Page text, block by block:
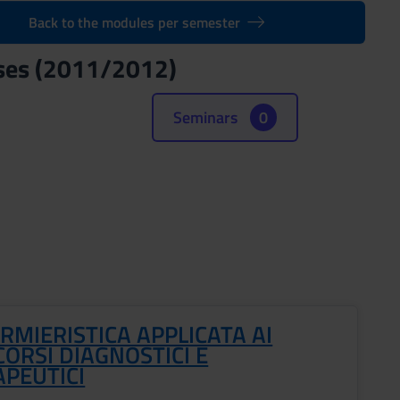
Back to the modules per semester
(2011/2012)
Seminars 0
APPLICATA AI
DIAGNOSTICI E